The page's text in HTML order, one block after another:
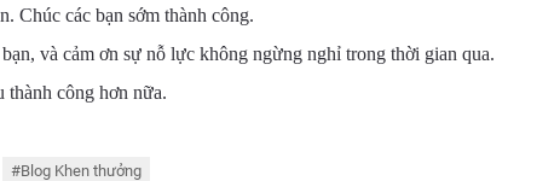
Chúc các bạn sớm thành công.
và cảm ơn sự nỗ lực không ngừng nghỉ trong thời gian qua.
thành công hơn nữa.
#Blog Khen thưởng